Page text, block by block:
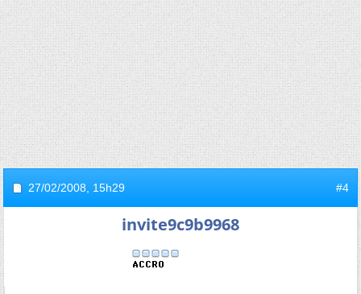
27/02/2008, 15h29 #4
invite9c9b9968